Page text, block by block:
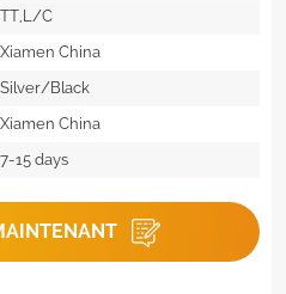
TT,L/C
Xiamen China
Silver/Black
Xiamen China
7-15 days